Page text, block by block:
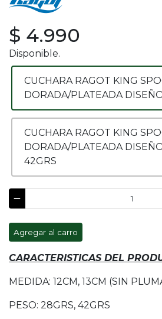
$ 4.990
Disponible.
CUCHARA RAGOT KING
DORADA/PLATEADA
CUCHARA RAGOT KING
DORADA/PLATEADA
42GRS
Agregar al carro
CARACTERISTICAS DEL
MEDIDA: 12CM, 13CM (SIN
PESO: 28GRS, 42GRS